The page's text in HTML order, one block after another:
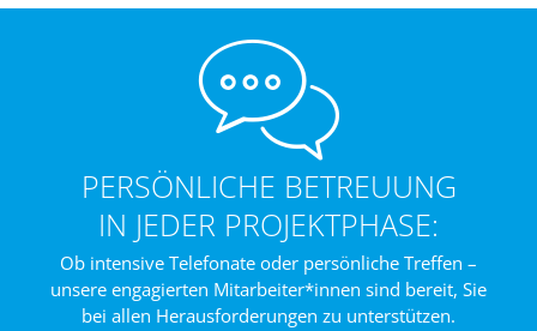
PERSÖNLICHE BETREUUNG
IN JEDER PROJEKTPHASE:
Ob intensive Telefonate oder persönliche Treffen –
unsere engagierten Mitarbeiter*innen sind bereit, Sie
bei allen Herausforderungen zu unterstützen.